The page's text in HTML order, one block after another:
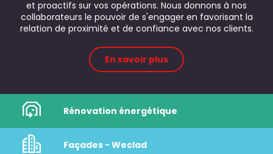
et proactifs sur vos opérations. Nous donnons à nos
collaborateurs le pouvoir de s'engager en favorisant la
relation de proximité et de confiance avec nos clients.
En savoir plus
Rénovation énergétique
Façades - Weclad